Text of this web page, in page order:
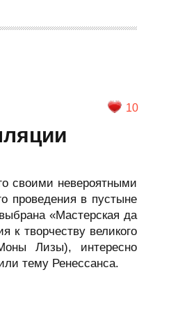
10
своими невероятными
проведения в пустыне
«Мастерская да
творчеству великого
Лизы), интересно
тему Ренессанса.